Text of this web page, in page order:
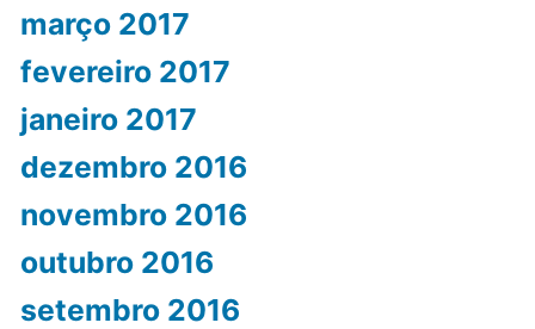
março 2017
fevereiro 2017
janeiro 2017
dezembro 2016
novembro 2016
outubro 2016
setembro 2016